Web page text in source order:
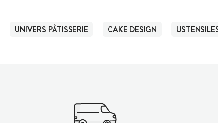
UNIVERS PÂTISSERIE CAKE DESIGN